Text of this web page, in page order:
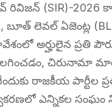
రివిజన్ (SIR)-
లెవల్ ఏజెంట్ల
అర్హులైన ప్రతి
చిరునామా
రాజకీయ పార్టీల
ఎన్నికల సంఘం